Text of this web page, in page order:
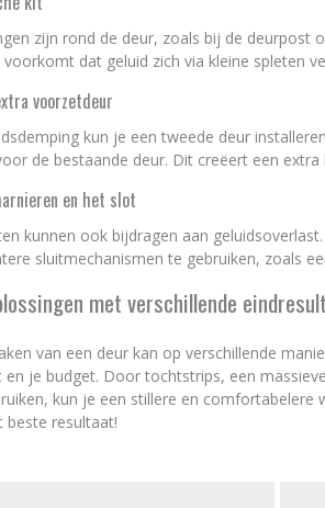
zijn rond de deur, zoals bij de deurpost
dat geluid zich via kleine spleten
voorzetdeur
kun je een tweede deur
de bestaande deur. Dit creëert een
en het slot
kunnen ook bijdragen aan
sluitmechanismen te gebruiken, zoals
met verschillende
van een deur kan op verschillende
en je budget. Door tochtstrips, een
kun je een stillere en
resultaat!